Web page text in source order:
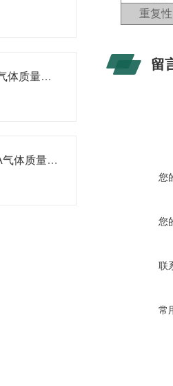
MF5708-G-20-B-A气体质量流量计使用注意事项
MF5708-G-100-B-A气体质量流量计性能如何？
重复性
力
工作温
校准条
留
您
您
联
常